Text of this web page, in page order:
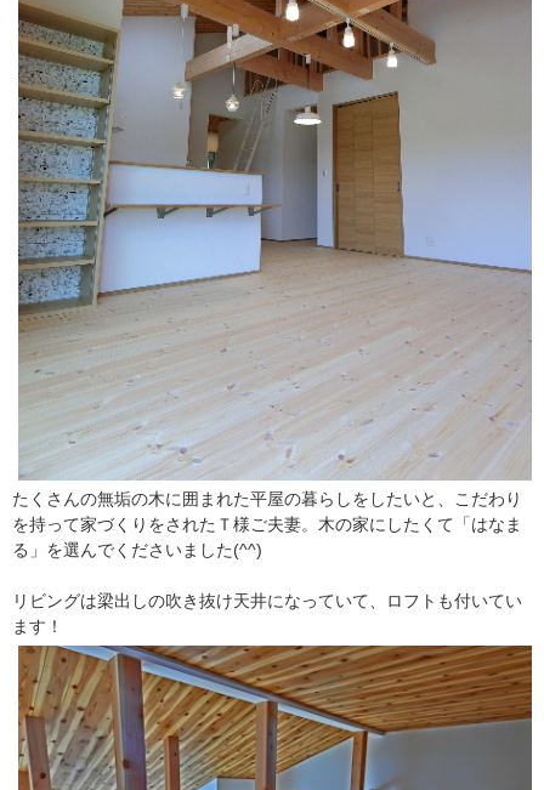
たくさんの無垢の木に囲まれた平屋の暮らしをしたいと、こだわり
を持って家づくりをされたＴ様ご夫妻。木の家にしたくて「はなま
る」を選んでくださいました(^^)
リビングは梁出しの吹き抜け天井になっていて、ロフトも付いてい
ます！